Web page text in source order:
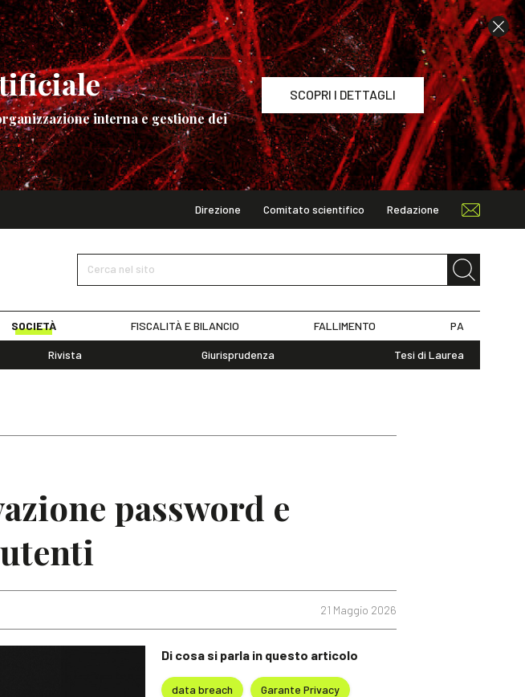
interna e gestione dei
SCOPRI I DETTAGLI
Direzione Comitato scientifico Redazione
Cerca nel sito
SOCIETÀ FISCALITÀ E BILANCIO FALLIMENTO PA
Rivista Giurisprudenza Tesi di Laurea
password e
21 Maggio 2026
Di cosa si parla in questo articolo
data breach Garante Privacy